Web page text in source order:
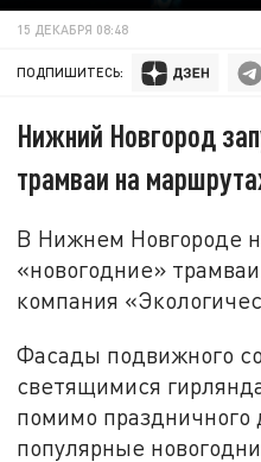
15 ДЕКАБРЯ 08:48
ПОДПИШИТЕСЬ:
Нижний Новгород
трамваи на
В Нижнем Новгороде
«новогодние»
компания
Фасады подвижного
светящимися
помимо праздничного
популярные